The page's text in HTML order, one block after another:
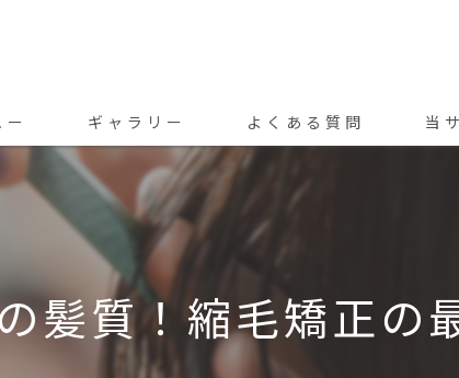
ー ギャラリー よくある質問 当
トリ
髪質！縮毛矯正の